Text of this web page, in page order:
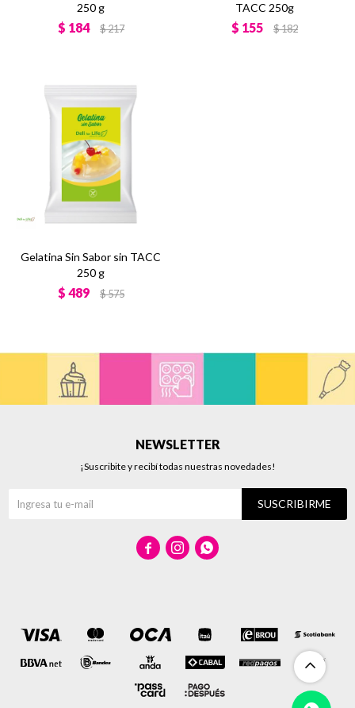
250 g
$ 184 $217
TACC 250g
$ 155 $182
Gelatina Sin Sabor sin TACC
250 g
$ 489 $575
NEWSLETTER
¡Suscribite y recibí todas nuestras novedades!
SUSCRIBIRME
  